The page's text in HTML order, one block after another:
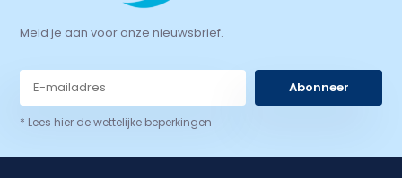
Meld je aan voor onze nieuwsbrief.
Abonneer
* Lees hier de wettelijke beperkingen